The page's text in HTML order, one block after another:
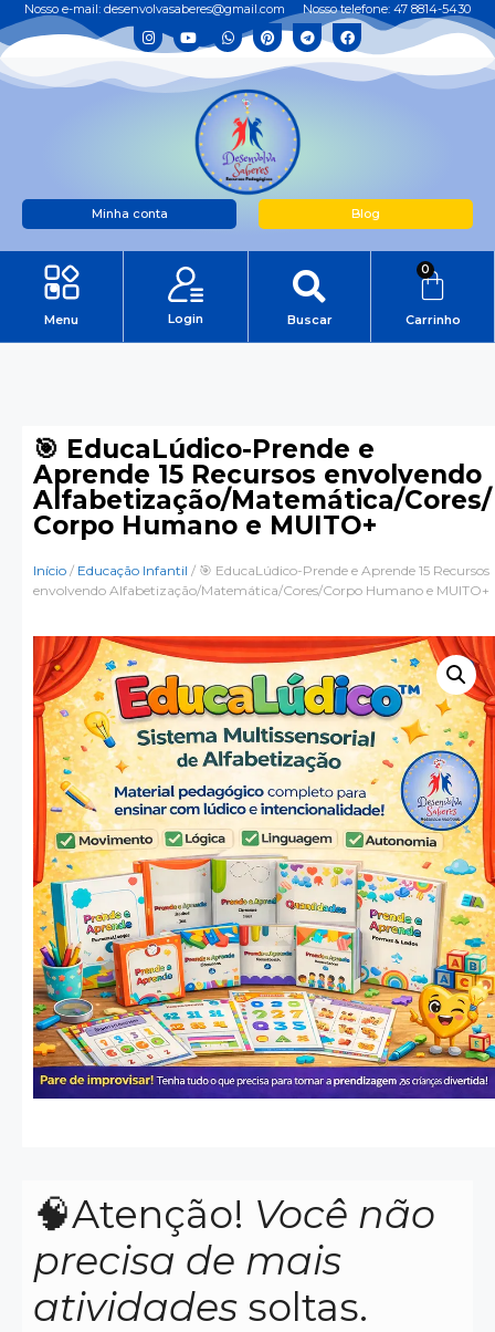
Nosso e-mail: desenvolvasaberes@gmail.com Nosso telefone: 47 8814-5430
Minha conta Blog
Menu Login Buscar
0
Carrinho
🎯 EducaLúdico-Prende e
Aprende 15 Recursos envolvendo
Alfabetização/Matemática/Cores/
Corpo Humano e MUITO+
Início / Educação Infantil / 🎯 EducaLúdico-Prende e Aprende 15 Recursos
envolvendo Alfabetização/Matemática/Cores/Corpo Humano e MUITO+
🧠Atenção! Você não
precisa de mais
atividades soltas.